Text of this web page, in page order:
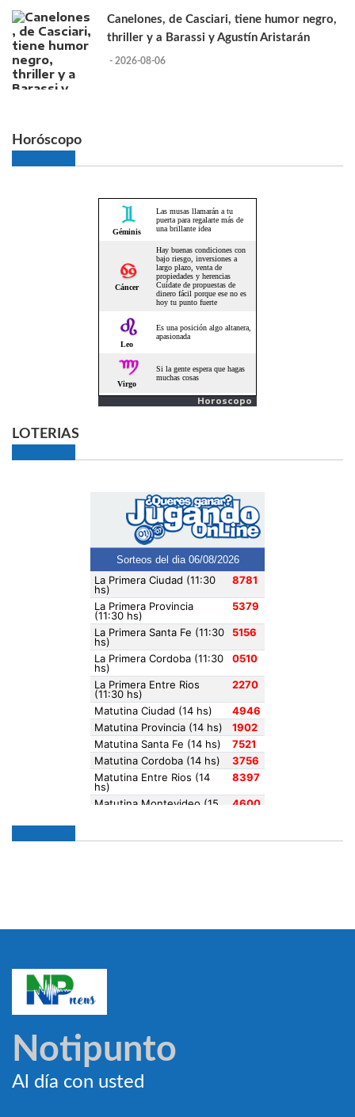
Canelones, de Casciari, tiene humor negro,
thriller y a Barassi y Agustín Aristarán
- 2026-08-06
Horóscopo
Horoscopo
LOTERIAS
Notipunto
Al día con usted